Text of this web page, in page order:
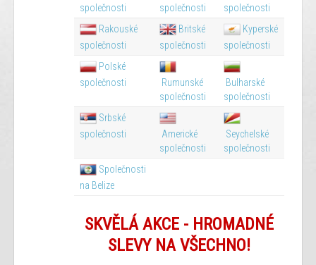
společnosti
společnosti
společnosti
Rakouské
společnosti
Britské
společnosti
Kyperské
společnosti
Polské
společnosti
Rumunské
společnosti
Bulharské
společnosti
Srbské
společnosti
Americké
společnosti
Seychelské
společnosti
Společnosti
na Belize
SKVĚLÁ AKCE - HROMADNÉ
SLEVY NA VŠECHNO!